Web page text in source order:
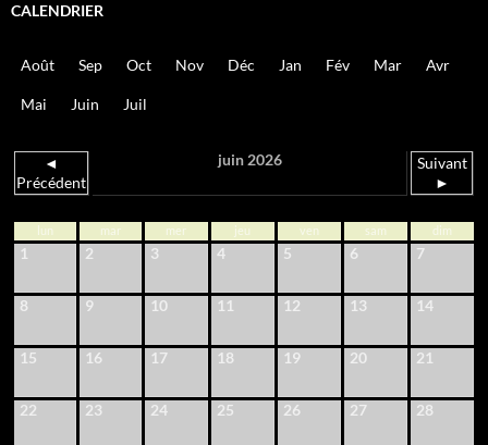
CALENDRIER
Août Sep Oct Nov Déc Jan Fév Mar Avr
Mai Juin Juil
◄
Précédent
juin 2026
Suivant
►
lun mar mer jeu ven sam dim
1 2 3 4 5 6 7
8 9 10 11 12 13 14
15 16 17 18 19 20 21
22 23 24 25 26 27 28